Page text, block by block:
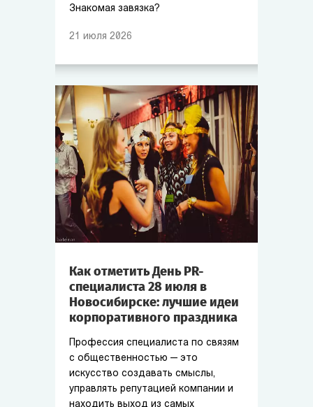
Знакомая завязка?
21 июля 2026
Как отметить День PR-
специалиста 28 июля в
Новосибирске: лучшие идеи
корпоративного праздника
Профессия специалиста по связям
с общественностью — это
искусство создавать смыслы,
управлять репутацией компании и
находить выход из самых